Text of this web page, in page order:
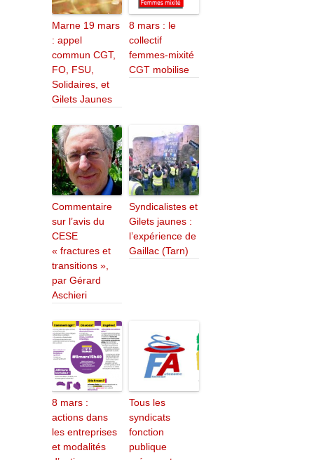
Marne 19 mars
: appel
commun CGT,
FO, FSU,
Solidaires, et
Gilets Jaunes
8 mars : le
collectif
femmes-mixité
CGT mobilise
Commentaire
sur l’avis du
CESE
« fractures et
transitions »,
par Gérard
Aschieri
Syndicalistes et
Gilets jaunes :
l’expérience de
Gaillac (Tarn)
8 mars :
actions dans
les entreprises
et modalités
Tous les
syndicats
fonction
publique